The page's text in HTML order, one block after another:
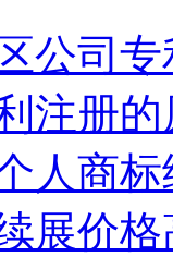
公司
注册
人商
展价